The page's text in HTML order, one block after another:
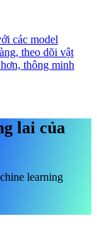
các model
theo dõi vật
thông minh
lai của
learning